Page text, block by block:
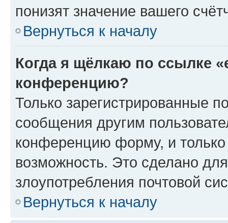
понизят значение вашего
Вернуться к началу
Когда я щёлкаю по ссылке
конференцию?
Только зарегистрированные
сообщения другим
конференцию форму, и
возможность. Это сделано
злоупотребления почтовой
Вернуться к началу